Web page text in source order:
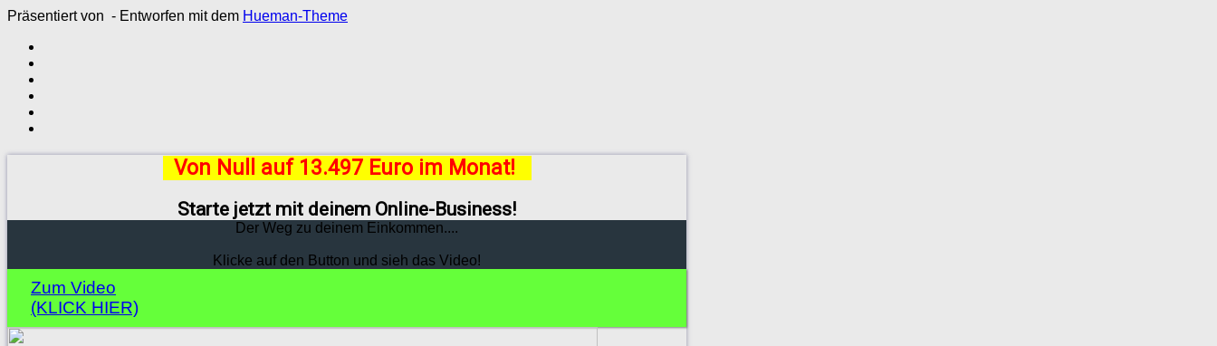
Präsentiert von - Entworfen mit dem Hueman-Theme
Von Null auf 13.497 Euro im Monat!
Starte jetzt mit deinem Online-Business!
Der Weg zu deinem Einkommen....
Klicke auf den Button und sieh das Video!
Zum Video
(KLICK HIER)